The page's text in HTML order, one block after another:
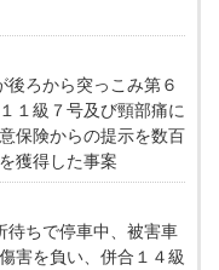
後ろから突っこみ第６
１級７号及び頸部痛に
保険からの提示を数百
獲得した事案
待ちで停車中、被害車
害を負い、併合１４級